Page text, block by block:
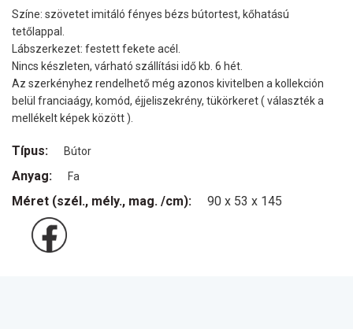
Színe: szövetet imitáló fényes bézs bútortest, kőhatású
tetőlappal.
Lábszerkezet: festett fekete acél.
Nincs készleten, várható szállítási idő kb. 6 hét.
Az szerkényhez rendelhető még azonos kivitelben a kollekción
belül franciaágy, komód, éjjeliszekrény, tükörkeret ( választék a
mellékelt képek között ).
Típus: Bútor
Anyag: Fa
Méret (szél., mély., mag. /cm): 90 x 53 x 145